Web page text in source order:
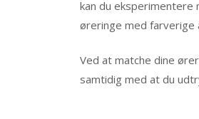
kan du
øreringe med
Ved at matche dine
samtidig med at du